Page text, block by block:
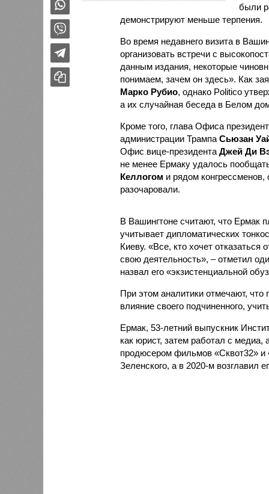
были
демонстрируют меньше терпения.
Во время недавнего визита в
организовать встречи с
данным издания, некоторые
понимаем, зачем он здесь». Как
Марко Рубио, однако Politico
а их случайная беседа в Белом
Кроме того, глава Офиса
администрации Трампа Сьюзан
Офис вице-президента Джей Ди
не менее Ермаку удалось
Келлогом и рядом конгрессменов,
разочаровали.
В Вашингтоне считают, что Ермак
учитывает дипломатических
Киеву. «Все, кто хочет отказаться
свою деятельность», – отметил
назвал его «экзистенциальной
При этом аналитики отмечают, что
влияние своего подчиненного,
Ермак, 53-летний выпускник
как юрист, затем работал с медиа,
продюсером фильмов «Сквот32» и
Зеленского, а в 2020-м возглавил